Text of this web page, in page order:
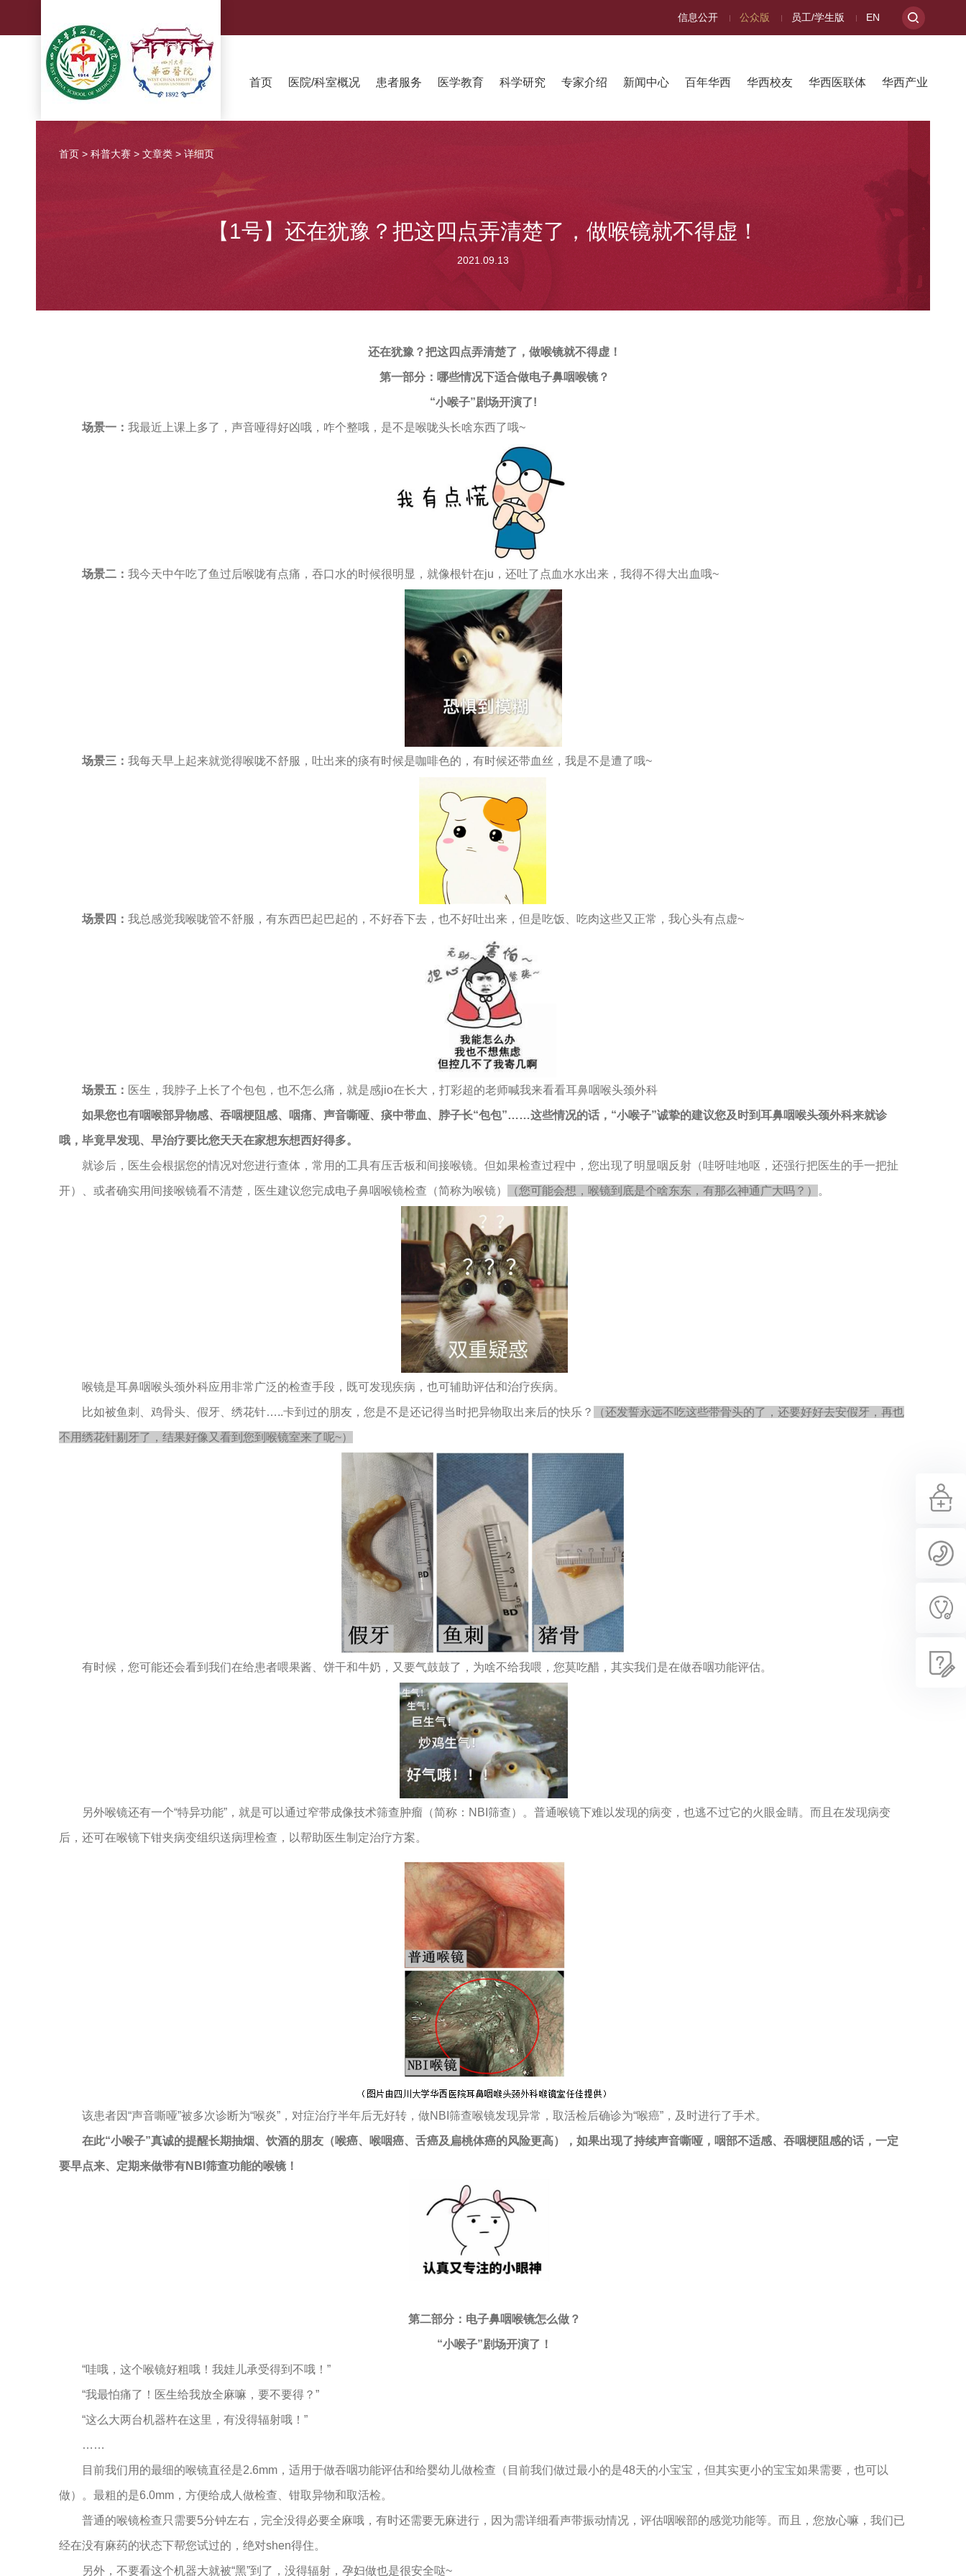
信息公开 公众版 员工/学生版 EN
首页 医院/科室概况 患者服务 医学教育 科学研究 专家介绍 新闻中心 百年华西 华西校友 华西医联体 华西产业
首页 > 科普大赛 > 文章类 > 详细页
【1号】还在犹豫？把这四点弄清楚了，做喉镜就不得虚！
2021.09.13
还在犹豫？把这四点弄清楚了，做喉镜就不得虚！
第一部分：哪些情况下适合做电子鼻咽喉镜？
“小喉子”剧场开演了!
场景一： 我最近上课上多了，声音哑得好凶哦，咋个整哦，是不是喉咙头长啥东西了哦~
场景二： 我今天中午吃了鱼过后喉咙有点痛，吞口水的时候很明显，就像根针在ju，还吐了点血水水出来，我得不得大出血哦~
场景三： 我每天早上起来就觉得喉咙不舒服，吐出来的痰有时候是咖啡色的，有时候还带血丝，我是不是遭了哦~
场景四： 我总感觉我喉咙管不舒服，有东西巴起巴起的，不好吞下去，也不好吐出来，但是吃饭、吃肉这些又正常，我心头有点虚~
场景五： 医生，我脖子上长了个包包，也不怎么痛，就是感jio在长大，打彩超的老师喊我来看看耳鼻咽喉头颈外科
如果您也有咽喉部异物感、吞咽梗阻感、咽痛、声音嘶哑、痰中带血、脖子长“包包”……这些情况的话，“小喉子”诚挚的建议您及时到耳鼻咽喉头颈外科来就诊
哦，毕竟早发现、早治疗要比您天天在家想东想西好得多。
就诊后，医生会根据您的情况对您进行查体，常用的工具有压舌板和间接喉镜。但如果检查过程中，您出现了明显咽反射（哇呀哇地呕，还强行把医生的手一把扯
开）、或者确实用间接喉镜看不清楚，医生建议您完成电子鼻咽喉镜检查（简称为喉镜） （您可能会想，喉镜到底是个啥东东，有那么神通广大吗？） 。
喉镜是耳鼻咽喉头颈外科应用非常广泛的检查手段，既可发现疾病，也可辅助评估和治疗疾病。
比如被鱼刺、鸡骨头、假牙、绣花针…..卡到过的朋友，您是不是还记得当时把异物取出来后的快乐？ （还发誓永远不吃这些带骨头的了，还要好好去安假牙，再也
不用绣花针剔牙了，结果好像又看到您到喉镜室来了呢~）
有时候，您可能还会看到我们在给患者喂果酱、饼干和牛奶，又要气鼓鼓了，为啥不给我喂，您莫吃醋，其实我们是在做吞咽功能评估。
另外喉镜还有一个“特异功能”，就是可以通过窄带成像技术筛查肿瘤（简称：NBI筛查）。普通喉镜下难以发现的病变，也逃不过它的火眼金睛。而且在发现病变
后，还可在喉镜下钳夹病变组织送病理检查，以帮助医生制定治疗方案。
该患者因“声音嘶哑”被多次诊断为“喉炎”，对症治疗半年后无好转，做NBI筛查喉镜发现异常，取活检后确诊为“喉癌”，及时进行了手术。
在此“小喉子”真诚的提醒长期抽烟、饮酒的朋友（喉癌、喉咽癌、舌癌及扁桃体癌的风险更高），如果出现了持续声音嘶哑，咽部不适感、吞咽梗阻感的话，一定
要早点来、定期来做带有NBI筛查功能的喉镜！
第二部分：电子鼻咽喉镜怎么做？
“小喉子”剧场开演了！
“哇哦，这个喉镜好粗哦！我娃儿承受得到不哦！”
“我最怕痛了！医生给我放全麻嘛，要不要得？”
“这么大两台机器杵在这里，有没得辐射哦！”
……
目前我们用的最细的喉镜直径是2.6mm，适用于做吞咽功能评估和给婴幼儿做检查（目前我们做过最小的是48天的小宝宝，但其实更小的宝宝如果需要，也可以
做）。最粗的是6.0mm，方便给成人做检查、钳取异物和取活检。
普通的喉镜检查只需要5分钟左右，完全没得必要全麻哦，有时还需要无麻进行，因为需详细看声带振动情况，评估咽喉部的感觉功能等。而且，您放心嘛，我们已
经在没有麻药的状态下帮您试过的，绝对shen得住。
另外，不要看这个机器大就被“黑”到了，没得辐射，孕妇做也是很安全哒~